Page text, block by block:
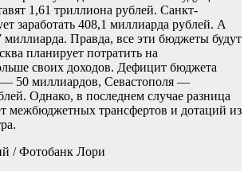
1,61 триллиона рублей. Санкт-
заработать 408,1 миллиарда рублей. А
Правда, все эти бюджеты будут
планирует потратить на
своих доходов. Дефицит бюджета
— 50 миллиардов, Севастополя —
Однако, в последнем случае разница
межбюджетных трансфертов и дотаций из
/ Фотобанк Лори